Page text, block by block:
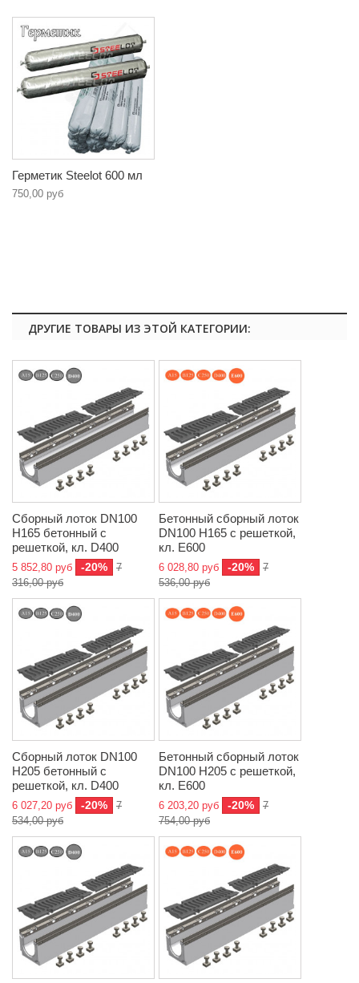
Герметик Steelot 600 мл
750,00 руб
ДРУГИЕ ТОВАРЫ ИЗ ЭТОЙ КАТЕГОРИИ:
Сборный лоток DN100
H165 бетонный с
решеткой, кл. D400
5 852,80 руб -20%
7
316,00 руб
Бетонный сборный лоток
DN100 H165 с решеткой,
кл. E600
6 028,80 руб -20%
7
536,00 руб
Сборный лоток DN100
H205 бетонный с
решеткой, кл. D400
6 027,20 руб -20%
7
534,00 руб
Бетонный сборный лоток
DN100 H205 с решеткой,
кл. E600
6 203,20 руб -20%
7
754,00 руб